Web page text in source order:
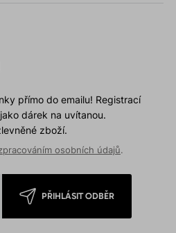
přímo do emailu! Registrací
dárek na uvítanou.
zboží.
osobních údajů.
PŘIHLÁSIT ODBĚR